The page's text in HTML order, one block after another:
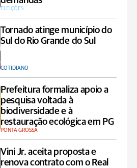
ELEIÇÕES
Tornado atinge município do
Sul do Rio Grande do Sul
COTIDIANO
Prefeitura formaliza apoio a
pesquisa voltada à
biodiversidade e à
restauração ecológica em PG
PONTA GROSSA
Vini Jr. aceita proposta e
renova contrato com o Real